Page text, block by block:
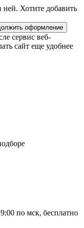
Хотите добавить
оформление
сервис веб-
сайт еще удобнее
по мск, бесплатно